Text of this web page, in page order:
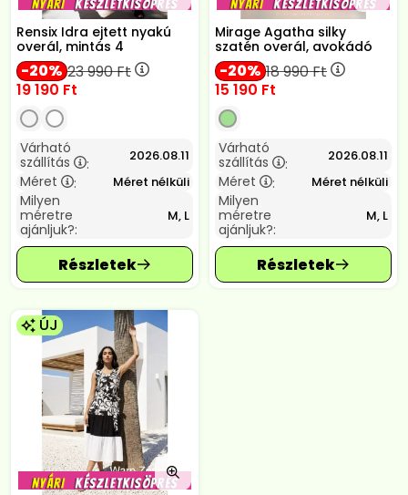
Rensix Idra ejtett nyakú
overál, mintás 4
20 23 990Ft
19 190 Ft
Várható
szállítás
: 2026.08.11
Méret : Méret nélküli
Milyen
méretre
ajánljuk?:
M, L
Mirage Agatha silky
szatén overál, avokádó
20 18 990Ft
15 190 Ft
Várható
szállítás
: 2026.08.11
Méret : Méret nélküli
Milyen
méretre
ajánljuk?:
M, L
ÚJ